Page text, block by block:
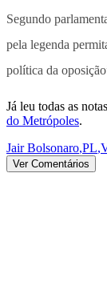
Segundo
pela legenda
política da
Já leu todas as
do Metrópoles.
Jair Bolsonaro,PL,
Ver Comentários